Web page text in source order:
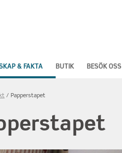
& FAKTA BUTIK BESÖK OSS
Papperstapet